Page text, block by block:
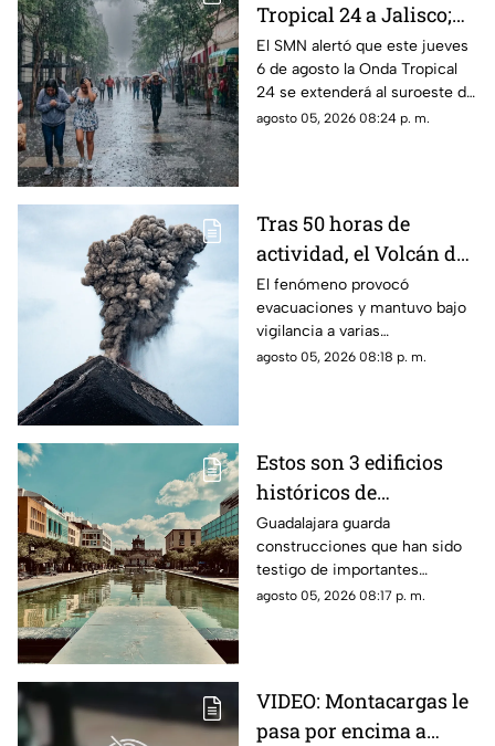
Tropical 24 a Jalisco;
¿cómo modificará el
clima de Guadalajara?
El SMN alertó que este jueves
6 de agosto la Onda Tropical
24 se extenderá al suroeste de
Jalisco; así modificará el clima
agosto 05, 2026 08:24 p. m.
Tras 50 horas de
actividad, el Volcán de
Fuego se calma, pero la
alerta continúa
El fenómeno provocó
evacuaciones y mantuvo bajo
vigilancia a varias
comunidades por el riesgo de
agosto 05, 2026 08:18 p. m.
Estos son 3 edificios
históricos de
Guadalajara que tienes
que conocer al menos
una vez
Guadalajara guarda
construcciones que han sido
testigo de importantes
momentos de la historia de la
agosto 05, 2026 08:17 p. m.
VIDEO: Montacargas le
pasa por encima a